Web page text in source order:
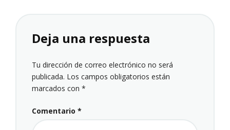
Deja una respuesta
Tu dirección de correo electrónico no será
publicada. Los campos obligatorios están
marcados con *
Comentario *